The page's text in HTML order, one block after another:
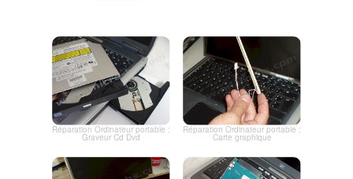
Réparation Ordinateur portable :
Graveur Cd Dvd
Réparation Ordinateur portable :
Carte graphique